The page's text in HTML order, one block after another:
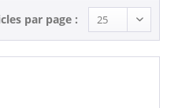
par page :